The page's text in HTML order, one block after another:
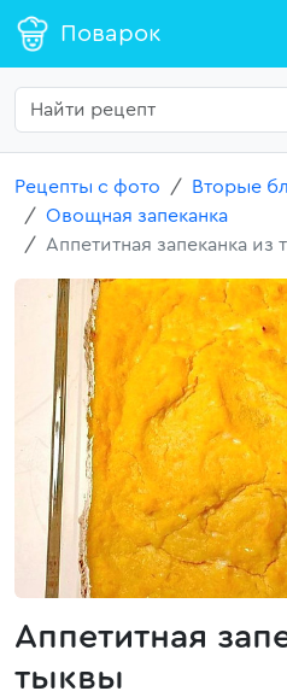
Поварок
Рецепты с фото Вторые
Овощная запеканка
Аппетитная запеканка из
Аппетитная
тыквы